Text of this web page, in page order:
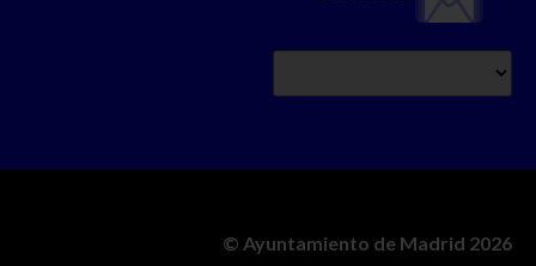
© Ayuntamiento de Madrid 2026